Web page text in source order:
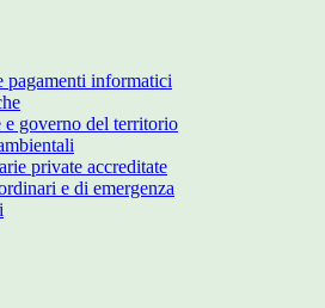
informatici
e governo del territorio
private accreditate
e di emergenza